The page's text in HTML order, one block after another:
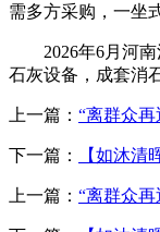
需多方采购，一坐
2026年6月河南
石灰设备，成套消
上一篇： “离群众再
下一篇： 【如沐清
上一篇： “离群众再